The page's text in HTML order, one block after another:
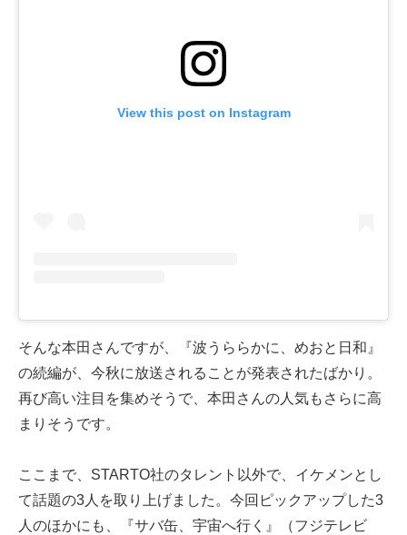
View this post on Instagram
そんな本田さんですが、『波うららかに、めおと日和』
の続編が、今秋に放送されることが発表されたばかり。
再び高い注目を集めそうで、本田さんの人気もさらに高
まりそうです。
ここまで、STARTO社のタレント以外で、イケメンとし
て話題の3人を取り上げました。今回ピックアップした3
人のほかにも、『サバ缶、宇宙へ行く』（フジテレビ